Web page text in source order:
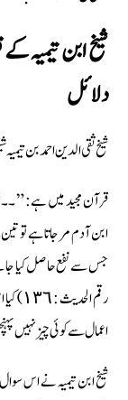
شیخ ابن تیمیہ
دلائل
شیخ ثقی الدین احمد بن تیمیہ شبلی متوفی ٧٩٨ ھ
ابن آدم مرجاتا ہے تو
جس سے نفع حاصل کیا
رقم
اعمال سے کوئی چیز نہیں
شیخ ابن تیمیہ نے اس